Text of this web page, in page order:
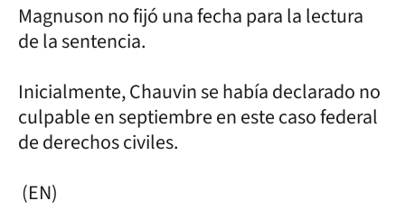
Magnuson no fijó una fecha para la lectura
de la sentencia.
Inicialmente, Chauvin se había declarado no
culpable en septiembre en este caso federal
de derechos civiles.
(EN)